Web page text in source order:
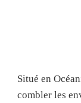
Situé en
combler les